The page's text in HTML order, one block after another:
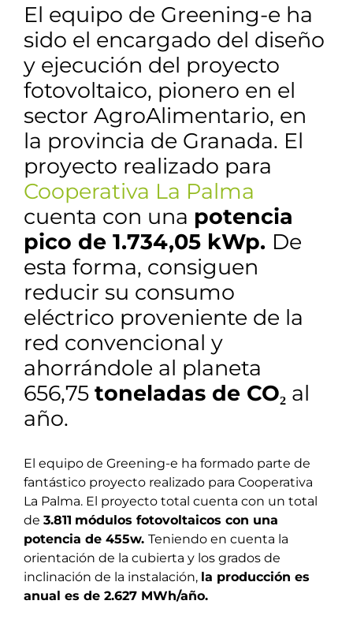
El equipo de Greening-e ha
sido el encargado del diseño
y ejecución del proyecto
fotovoltaico, pionero en el
sector AgroAlimentario, en
la provincia de Granada. El
proyecto realizado para
Cooperativa La Palma
cuenta con una potencia
pico de 1.734,05 kWp. De
esta forma, consiguen
reducir su consumo
eléctrico proveniente de la
red convencional y
ahorrándole al planeta
656,75 toneladas de CO₂ al
año.
El equipo de Greening-e ha formado parte de
fantástico proyecto realizado para Cooperativa
La Palma. El proyecto total cuenta con un total
de 3.811 módulos fotovoltaicos con una
potencia de 455w. Teniendo en cuenta la
orientación de la cubierta y los grados de
inclinación de la instalación, la producción es
anual es de 2.627 MWh/año.